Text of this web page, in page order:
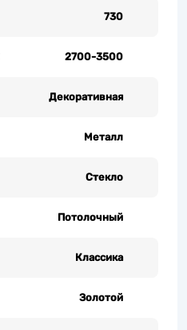
730
2700-3500
Декоративная
Металл
Стекло
Потолочный
Классика
Золотой